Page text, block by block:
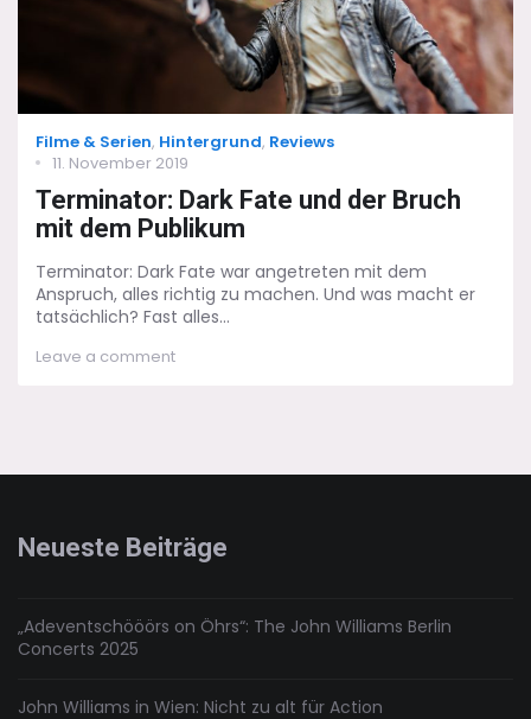
Categories
Filme & Serien, Hintergrund, Reviews
Posted
11. November 2019
Terminator: Dark Fate und der Bruch
mit dem Publikum
Terminator: Dark Fate war angetreten mit dem
Anspruch, alles richtig zu machen. Und was macht er
tatsächlich? Fast alles...
Leave a commenton
Publikum
Neueste Beiträge
„Adeventschööörs on Öhrs“: The John Williams Berlin
Concerts 2025
John Williams in Wien: Nicht zu alt für Action